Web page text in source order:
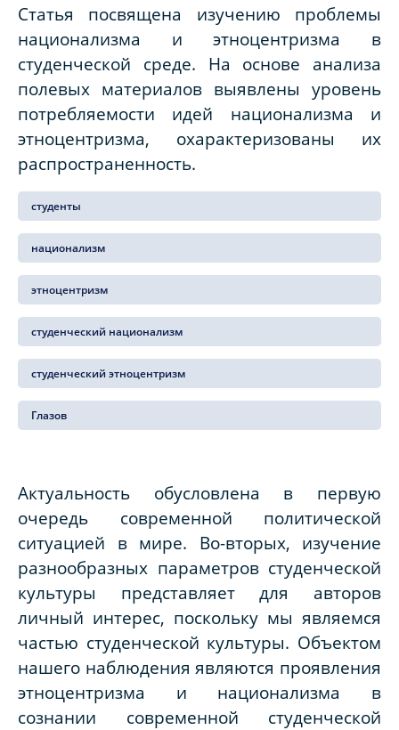
Статья посвящена изучению проблемы
национализма и этноцентризма в
студенческой среде. На основе анализа
полевых материалов выявлены уровень
потребляемости идей национализма и
этноцентризма, охарактеризованы их
распространенность.
студенты
национализм
этноцентризм
студенческий национализм
студенческий этноцентризм
Глазов
Актуальность
обусловлена в первую
очередь современной политической
ситуацией в мире. Во-вторых, изучение
разнообразных параметров студенческой
культуры представляет для авторов
личный интерес, поскольку мы являемся
частью студенческой культуры. Объектом
нашего наблюдения являются проявления
этноцентризма и национализма в
сознании современной студенческой